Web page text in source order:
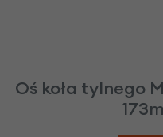
Oś koła tylnego